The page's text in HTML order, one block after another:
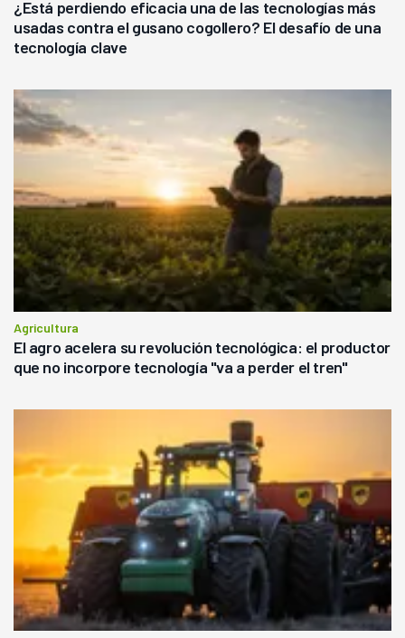
¿Está perdiendo eficacia una de las tecnologías más
usadas contra el gusano cogollero? El desafío de una
tecnología clave
Agricultura
El agro acelera su revolución tecnológica: el productor
que no incorpore tecnología "va a perder el tren"